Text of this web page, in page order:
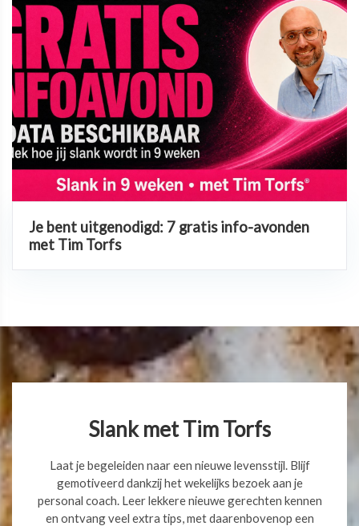
Je bent uitgenodigd: 7 gratis info-avonden
met Tim Torfs
Slank met Tim Torfs
Laat je begeleiden naar een nieuwe levensstijl. Blijf
gemotiveerd dankzij het wekelijks bezoek aan je
personal coach. Leer lekkere nieuwe gerechten kennen
en ontvang veel extra tips, met daarenbovenop een